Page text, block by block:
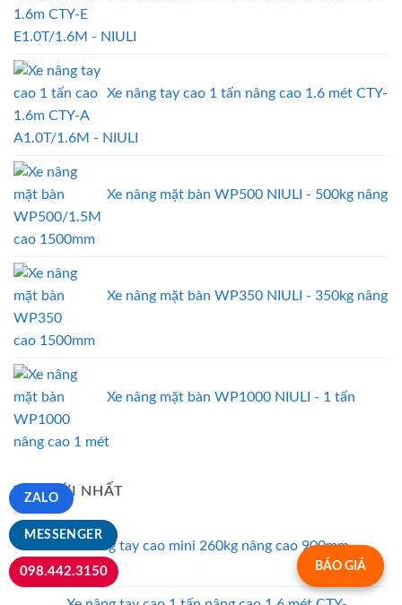
E1.0T/1.6M - NIULI
Xe nâng tay cao 1 tấn nâng cao 1.6 mét CTY-
A1.0T/1.6M - NIULI
Xe nâng mặt bàn WP500 NIULI - 500kg nâng
cao 1500mm
Xe nâng mặt bàn WP350 NIULI - 350kg nâng
cao 1500mm
Xe nâng mặt bàn WP1000 NIULI - 1 tấn
nâng cao 1 mét
TIN MỚI NHẤT
Xe nâng tay cao mini 260kg nâng cao 900mm
BÁO GIÁ
MESSENGER
ZALO
098.442.3150